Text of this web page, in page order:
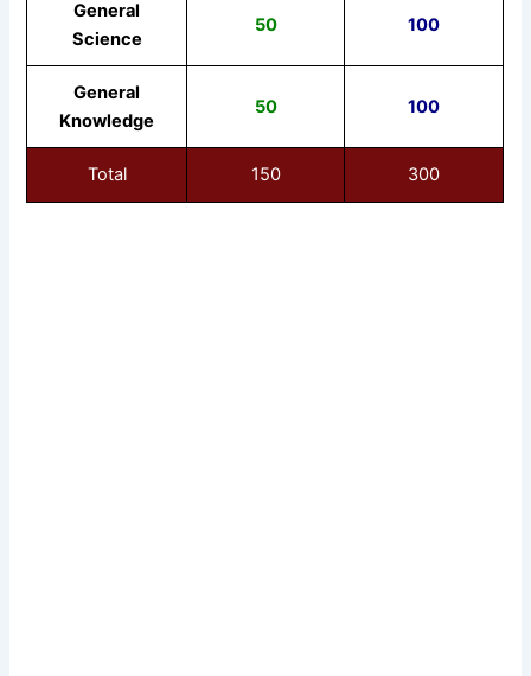
General
Science
50 100
General
Knowledge
50 100
Total 150 300